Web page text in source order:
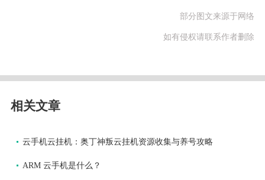
部分图文来源于网络
如有侵权请联系作者删除
相关文章
云手机云挂机：奥丁神叛云挂机资源收集与养号攻略
ARM 云手机是什么？